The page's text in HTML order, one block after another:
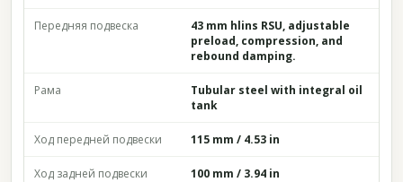
Передняя подвеска
43 mm hlins RSU, adjustable
preload, compression, and
rebound damping.
Рама
Tubular steel with integral oil
tank
Ход передней подвески 115 mm / 4.53 in
Ход задней подвески 100 mm / 3.94 in